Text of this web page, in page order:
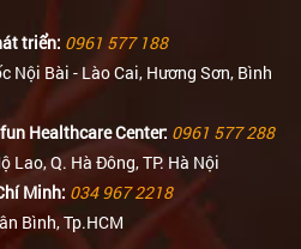
triển: 0961 577 188
Nội Bài - Lào Cai, Hương Sơn, Bình
Healthcare Center: 0961 577 288
Lao, Q. Hà Đông, TP. Hà Nội
Minh: 034 967 2218
Bình, Tp.HCM